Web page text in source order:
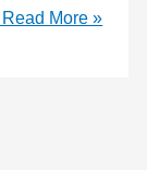
Read More »